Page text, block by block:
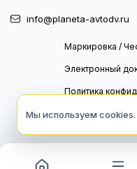
info@planeta-avtodv.ru
Маркировка /
Электронный
Политика
Политика
Мы используем cookies.